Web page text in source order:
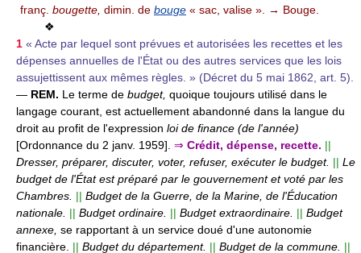
franç. bougette, dimin. de bouge « sac, valise ». → Bouge.
❖
1 « Acte par lequel sont prévues et autorisées les recettes et les
dépenses annuelles de l'État ou des autres services que les lois
assujettissent aux mêmes règles. » (Décret du 5 mai 1862, art. 5).
— REM. Le terme de budget, quoique toujours utilisé dans le
langage courant, est actuellement abandonné dans la langue du
droit au profit de l'expression loi de finance (de l'année)
[Ordonnance du 2 janv. 1959]. ⇒ Crédit, dépense, recette. ||
Dresser, préparer, discuter, voter, refuser, exécuter le budget. || Le
budget de l'État est préparé par le gouvernement et voté par les
Chambres. || Budget de la Guerre, de la Marine, de l'Éducation
nationale. || Budget ordinaire. || Budget extraordinaire. || Budget
annexe, se rapportant à un service doué d'une autonomie
financière. || Budget du département. || Budget de la commune. ||